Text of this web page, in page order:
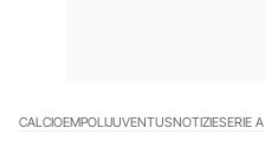
CALCIOEMPOLIJUVENTUSNOTIZIESERIE A